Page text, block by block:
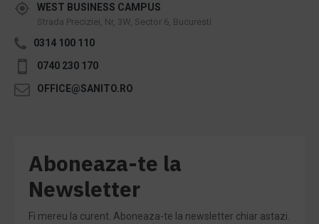
WEST BUSINESS CAMPUS
Strada Preciziei, Nr, 3W, Sector 6, Bucuresti
0314 100 110
0740 230 170
OFFICE@SANITO.RO
Aboneaza-te la
Newsletter
Fi mereu la curent. Aboneaza-te la newsletter chiar astazi.